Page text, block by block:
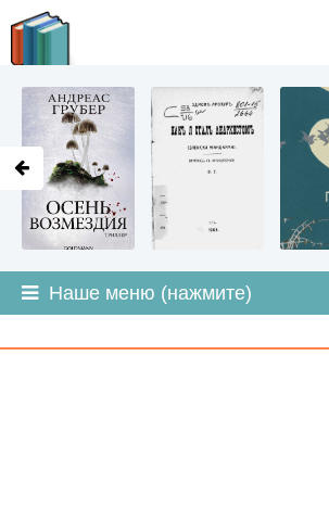
Наше меню (нажмите)
LITMIR.ORG